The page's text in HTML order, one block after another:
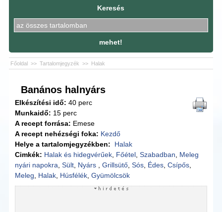
Keresés
mehet!
Főoldal >> Tartalomjegyzék >> Halak
Banános halnyárs
Elkészítési idő: 40 perc
Munkaidő: 15 perc
A recept forrása: Emese
A recept nehézségi foka: Kezdő
Helye a tartalomjegyzékben:
Halak
Cimkék: Halak és hidegvérűek Főétel ,Szabadban
Meleg
nyári napokra ,Sült Nyárs ,Grillsütő ,Sós Édes ,Csípős
Meleg
Halak Húsfélék ,Gyümölcsök